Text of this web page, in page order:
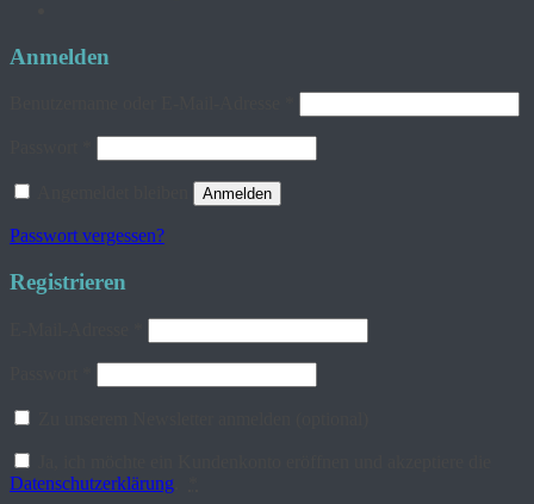
Anmelden
Anmelden
Passwort vergessen?
Registrieren
Datenschutzerklärung